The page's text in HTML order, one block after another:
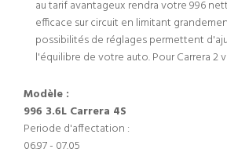
au tarif avantageux rendra votre 996
efficace sur circuit en limitant
possibilités de réglages permettent
l'équilibre de votre auto. Pour Carrera 2
Modèle :
996 3.6L Carrera 4S
Periode d'affectation :
06.97 - 07.05